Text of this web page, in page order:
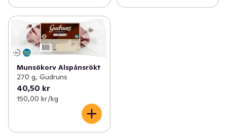
Munsökorv Alspånsrökt
270 g, Gudruns
40,50 kr
150,00 kr /kg